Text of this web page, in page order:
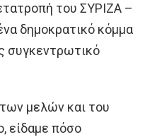
του ΣΥΡΙΖΑ –
δημοκρατικό κόμμα
συγκεντρωτικό
μελών και του
είδαμε πόσο